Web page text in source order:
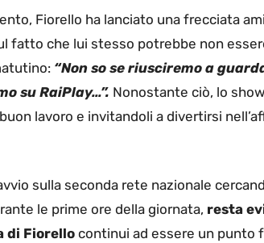
Fiorello ha lanciato una frecciata
fatto che lui stesso potrebbe non
“Non so se riusciremo a
su RaiPlay…”. Nonostante ciò, lo
lavoro e invitandoli a divertirsi
sulla seconda rete nazionale
le prime ore della giornata, resta
di Fiorello continui ad essere un punto